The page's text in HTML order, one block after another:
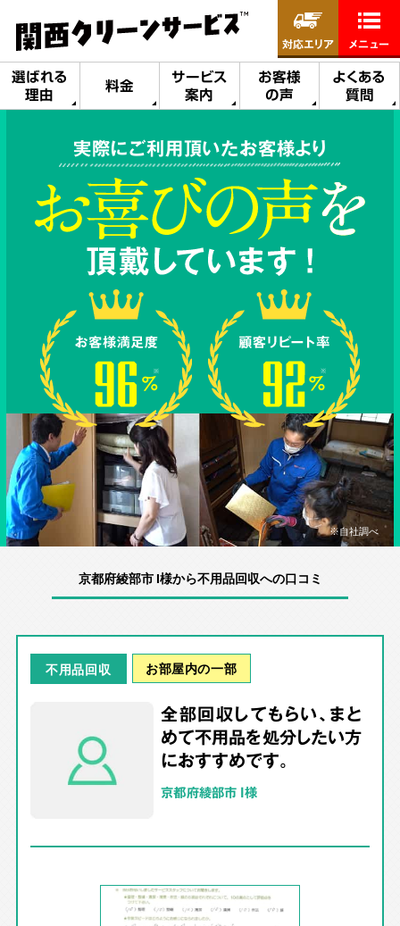
選ばれる
理由
料金
サービス
案内
お客様
の声
よくある
質問
対応エリア メニュー
実際にご利用頂いたお客様より
※自社調べ
京都府綾部市 I様から不用品回収への口コミ
不用品回収 お部屋内の一部
全部回収してもらい、まと
めて不用品を処分したい方
におすすめです。
京都府綾部市 I様